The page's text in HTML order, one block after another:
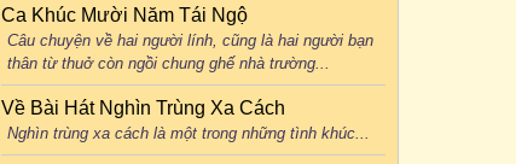
Ca Khúc Mười Năm Tái Ngộ
Câu chuyện về hai người lính, cũng là hai người bạn
thân từ thuở còn ngồi chung ghế nhà trường...
Về Bài Hát Nghìn Trùng Xa Cách
Nghìn trùng xa cách là một trong những tình khúc...